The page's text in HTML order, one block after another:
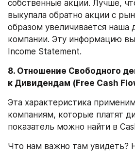
собственные акции. Лучше,
выкупала обратно акции с
образом увеличивается наша
компании. Эту информацию
Income Statement.
8. Отношение Свободного
к Дивидендам (Free Cash
Эта характеристика
компаниям, которые платят
показатель можно найти в
Что нам важно там увидеть?